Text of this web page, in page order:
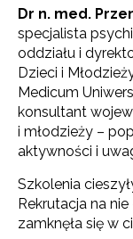
Dr n. med.
specjalista
oddziału i
Dzieci i
Medicum
konsultant
i młodzieży –
aktywności i
Szkolenia
Rekrutacja na
zamknęła się w